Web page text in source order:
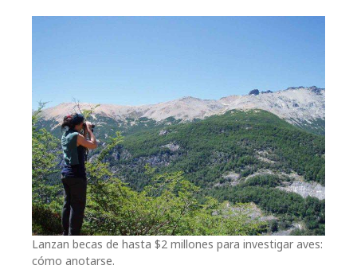
Lanzan becas de hasta $2 millones para investigar aves:
cómo anotarse.